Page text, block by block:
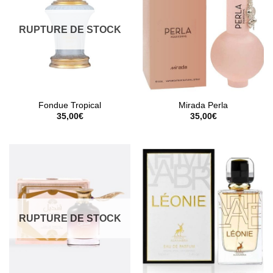
RUPTURE DE STOCK
Fondue Tropical
35,00€
Mirada Perla
35,00€
RUPTURE DE STOCK